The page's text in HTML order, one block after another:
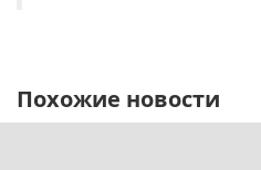
Похожие новости